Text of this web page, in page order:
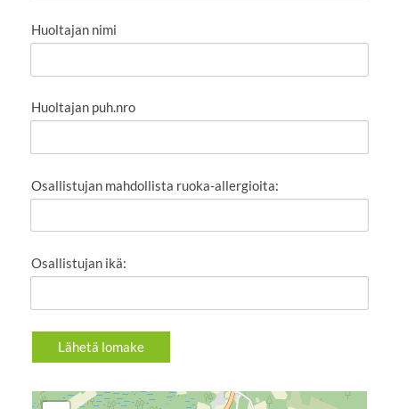
Huoltajan nimi
Huoltajan puh.nro
Osallistujan mahdollista ruoka-allergioita:
Osallistujan ikä:
Lähetä lomake